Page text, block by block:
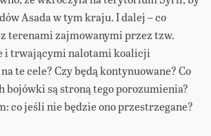
Asada w tym kraju. I dalej – co
terenami zajmowanymi przez tzw.
i trwającymi nalotami koalicji
te cele? Czy będą kontynuowane? Co
bojówki są stroną tego porozumienia?
co jeśli nie będzie ono przestrzegane?